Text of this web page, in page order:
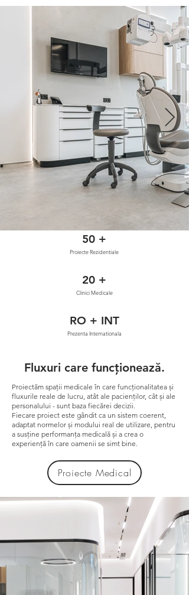
50 +
Proiecte Rezidentiale
20 +
Clinici Medicale
RO + INT
Prezenta Internationala
Fluxuri care funcționează.
Proiectăm spații medicale în care funcționalitatea și
fluxurile reale de lucru, atât ale pacienților, cât și ale
personalului - sunt baza fiecărei decizii.
Fiecare proiect este gândit ca un sistem coerent,
adaptat normelor și modului real de utilizare, pentru
a susține performanța medicală și a crea o
experiență în care oamenii se simt bine.
Proiecte Medical